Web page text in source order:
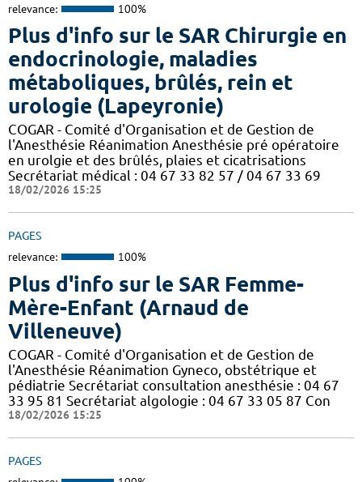
relevance: 100%
Plus d'info sur le SAR Chirurgie en
endocrinologie, maladies
métaboliques, brûlés, rein et
urologie (Lapeyronie)
COGAR - Comité d'Organisation et de Gestion de
l'Anesthésie Réanimation Anesthésie pré opératoire
en urolgie et des brûlés, plaies et cicatrisations
Secrétariat médical : 04 67 33 82 57 / 04 67 33 69
18/02/2026 15:25
PAGES
relevance: 100%
Plus d'info sur le SAR Femme-
Mère-Enfant (Arnaud de
Villeneuve)
COGAR - Comité d'Organisation et de Gestion de
l'Anesthésie Réanimation Gyneco, obstétrique et
pédiatrie Secrétariat consultation anesthésie : 04 67
33 95 81 Secrétariat algologie : 04 67 33 05 87 Con
18/02/2026 15:25
PAGES